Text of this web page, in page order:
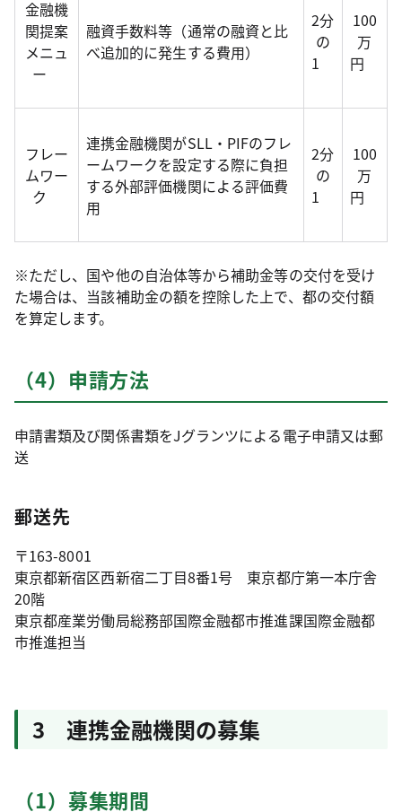
金融機
関提案
メニュ
ー
融資手数料等（通常の融資と比
べ追加的に発生する費用）
2分
の
1
100
万
円
フレー
ムワー
ク
連携金融機関がSLL・PIFのフレ
ームワークを設定する際に負担
する外部評価機関による評価費
用
2分
の
1
100
万
円
※ただし、国や他の自治体等から補助金等の交付を受け
た場合は、当該補助金の額を控除した上で、都の交付額
を算定します。
（4）申請方法
申請書類及び関係書類をJグランツによる電子申請又は郵
送
郵送先
〒163-8001
東京都新宿区西新宿二丁目8番1号 東京都庁第一本庁舎
20階
東京都産業労働局総務部国際金融都市推進課国際金融都
市推進担当
3 連携金融機関の募集
（1）募集期間